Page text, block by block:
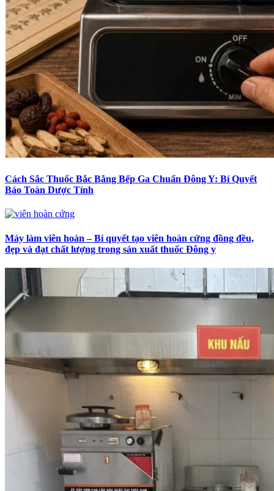
Cách Sắc Thuốc Bắc Bằng Bếp Ga Chuẩn Đông Y: Bí Quyết
Bảo Toàn Dược Tính
Máy làm viên hoàn – Bí quyết tạo viên hoàn cứng đồng đều,
đẹp và đạt chất lượng trong sản xuất thuốc Đông y